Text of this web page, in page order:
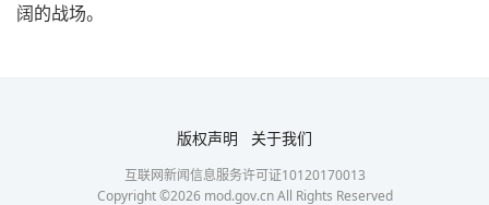
阔的战场。
版权声明 关于我们
互联网新闻信息服务许可证10120170013
Copyright ©2026mod.gov.cn All Rights Reserved